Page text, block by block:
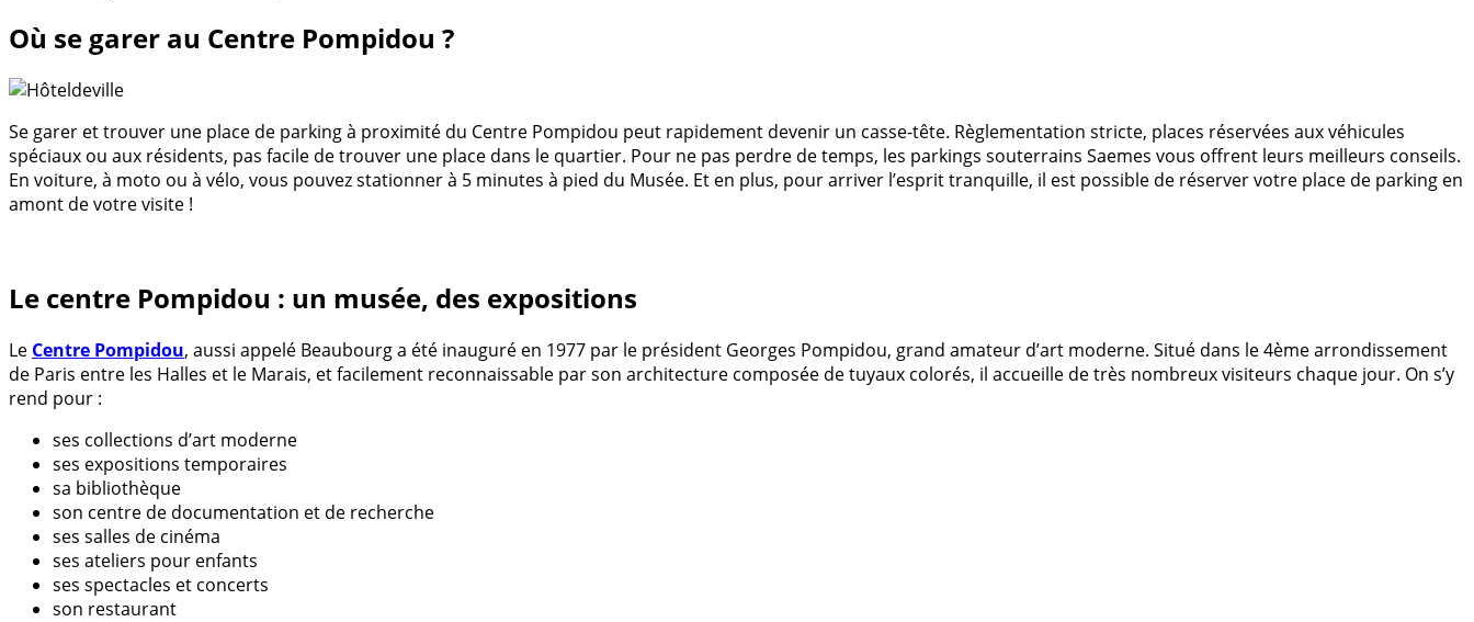
Où se garer au Centre Pompidou ?
Se garer et trouver une place de parking à proximité du Centre Pompidou peut rapidement devenir un casse-tête. Règlementation stricte, places réservées aux véhicules
spéciaux ou aux résidents, pas facile de trouver une place dans le quartier. Pour ne pas perdre de temps, les parkings souterrains Saemes vous offrent leurs meilleurs conseils.
En voiture, à moto ou à vélo, vous pouvez stationner à 5 minutes à pied du Musée. Et en plus, pour arriver l’esprit tranquille, il est possible de réserver votre place de parking en
amont de votre visite !
Le centre Pompidou : un musée, des expositions
Le Centre Pompidou, aussi appelé Beaubourg a été inauguré en 1977 par le président Georges Pompidou, grand amateur d’art moderne. Situé dans le 4ème arrondissement
de Paris entre les Halles et le Marais, et facilement reconnaissable par son architecture composée de tuyaux colorés, il accueille de très nombreux visiteurs chaque jour. On s’y
rend pour :
ses collections d’art moderne
ses expositions temporaires
sa bibliothèque
son centre de documentation et de recherche
ses salles de cinéma
ses ateliers pour enfants
ses spectacles et concerts
son restaurant